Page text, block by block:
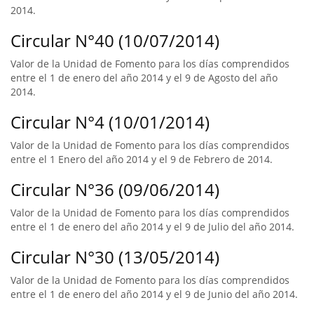
2014.
Circular N°40 (10/07/2014)
Valor de la Unidad de Fomento para los días comprendidos
entre el 1 de enero del año 2014 y el 9 de Agosto del año
2014.
Circular N°4 (10/01/2014)
Valor de la Unidad de Fomento para los días comprendidos
entre el 1 Enero del año 2014 y el 9 de Febrero de 2014.
Circular N°36 (09/06/2014)
Valor de la Unidad de Fomento para los días comprendidos
entre el 1 de enero del año 2014 y el 9 de Julio del año 2014.
Circular N°30 (13/05/2014)
Valor de la Unidad de Fomento para los días comprendidos
entre el 1 de enero del año 2014 y el 9 de Junio del año 2014.